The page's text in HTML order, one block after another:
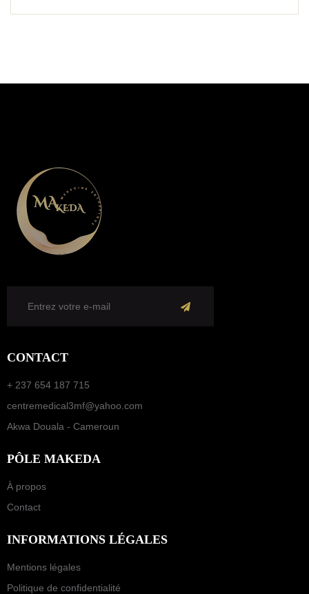
CONTACT
+ 237 654 187 715
centremedical3mf@yahoo.com
Akwa Douala - Cameroun
PÔLE MAKEDA
À propos
Contact
INFORMATIONS LÉGALES
Mentions légales
Politique de confidentialité